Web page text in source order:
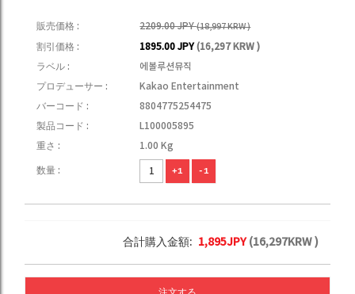
販売価格 : 2209.00 JPY(18,997 KRW )
割引価格 : 1895.00 JPY(16,297 KRW )
ラベル :
에볼루션뮤직
プロデューサー :
Kakao Entertainment
バーコード :
8804775254475
製品コード :
L100005895
重さ :
1.00 Kg
数量 : +1 -1
合計購入金額: 1,895JPY(16,297KRW )